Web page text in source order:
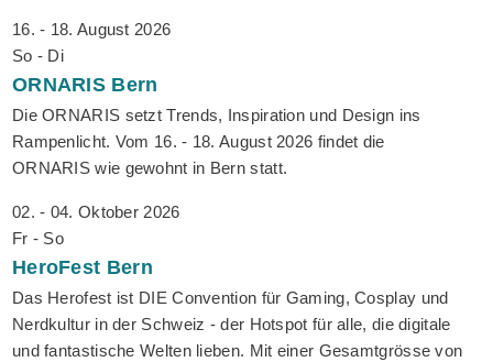
16. - 18. August 2026
So - Di
ORNARIS Bern
Die ORNARIS setzt Trends, Inspiration und Design ins
Rampenlicht. Vom 16. - 18. August 2026 findet die
ORNARIS wie gewohnt in Bern statt.
02. - 04. Oktober 2026
Fr - So
HeroFest Bern
Das Herofest ist DIE Convention für Gaming, Cosplay und
Nerdkultur in der Schweiz - der Hotspot für alle, die digitale
und fantastische Welten lieben. Mit einer Gesamtgrösse von